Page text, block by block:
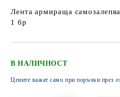
Лента армираща
1 бр
В НАЛИЧНОСТ
Цените важат само при поръчки през